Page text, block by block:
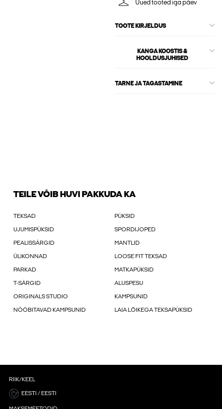
Uued tooted iga päev
TOOTE KIRJELDUS
KANGA KOOSTIS &
HOOLDUSJUHISED
TARNE JA TAGASTAMINE
TEILE VÕIB HUVI PAKKUDA KA
TEKSAD PÜKSID
UJUMISPÜKSID SPORDIJOPED
PEALISSÄRGID MANTLID
ÜLIKONNAD LOOSE FIT TEKSAD
PARKAD MATKAPÜKSID
T-SÄRGID ALUSPESU
ORIGINALS STUDIO KAMPSUNID
NÖÖBITAVAD KAMPSUNID LAIA LÕIKEGA TEKSAPÜKSID
RIIK/KEEL
EESTI / EESTI